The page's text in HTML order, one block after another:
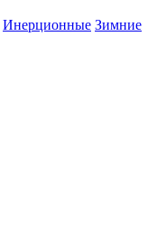
Инерционные Зимние